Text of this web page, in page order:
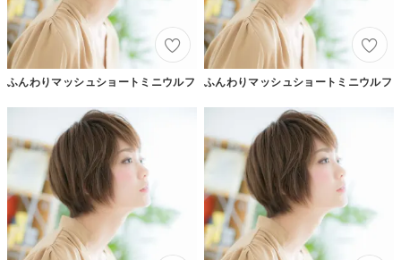
ふんわりマッシュショートミニウルフ ふんわりマッシュショートミニウルフ